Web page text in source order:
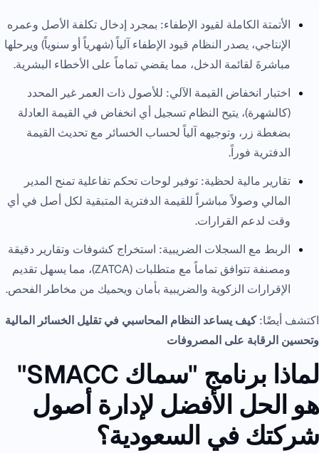
الأتمتة الكاملة لقيود الإطفاء: بمجرد إدخال تكلفة الأصل وعمره
الإنتاجي، يصدر النظام قيود الإطفاء آلياً (شهرياً أو سنوياً) ويرحلها
مباشرةَ لقائمة الدخل، مما يقضي تماماً على الأخطاء البشرية.
اختبار انخفاض القيمة الآلي: للأصول ذات العمر غير المحدد
(كالشهرة)، يتيح النظام تسجيل أي انخفاض في القيمة العادلة
بضغطة زر، وتوجيهه آلياً لحساب الخسائر مع تحديث القيمة
الدفترية فوراً.
تقارير مالية لحظية: توفير لوحات تحكم تفاعلية تمنح المدير
المالي وصولاً مباشراً للقيمة الدفترية المتبقية لكل أصل في أي
وقت لدعم القرارات.
الربط مع السجلات الضريبية: استخراج كشوفات وتقارير دقيقة
ومصنفة تتوافق تماماً مع متطلبات (ZATCA)، مما يسهل تقديم
الإقرارات الزكوية والضريبية بأمان ويحميك من مخاطر الفحص.
اكتشف أيضًا:كيف يساعد النظام المحاسبي في تقليل الخسائر المالية
وتحسين الرقابة على المصروفات
لماذا برنامج "سماك SMACC"
هو الحل الأفضل لإدارة أصول
شركتك في السعودية؟